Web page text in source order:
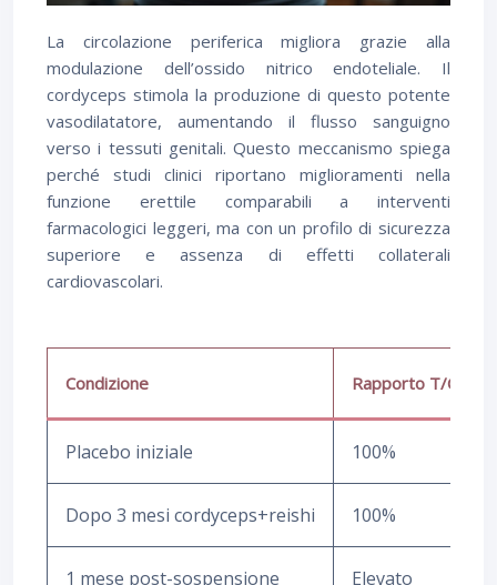
La circolazione periferica migliora grazie alla
modulazione dell’ossido nitrico endoteliale. Il
cordyceps stimola la produzione di questo potente
vasodilatatore, aumentando il flusso sanguigno
verso i tessuti genitali. Questo meccanismo spiega
perché studi clinici riportano miglioramenti nella
funzione erettile comparabili a interventi
farmacologici leggeri, ma con un profilo di sicurezza
superiore e assenza di effetti collaterali
cardiovascolari.
Condizione Rapporto T/C
Placebo iniziale 100%
Dopo 3 mesi cordyceps+reishi 100%
1 mese post-sospensione Elevato